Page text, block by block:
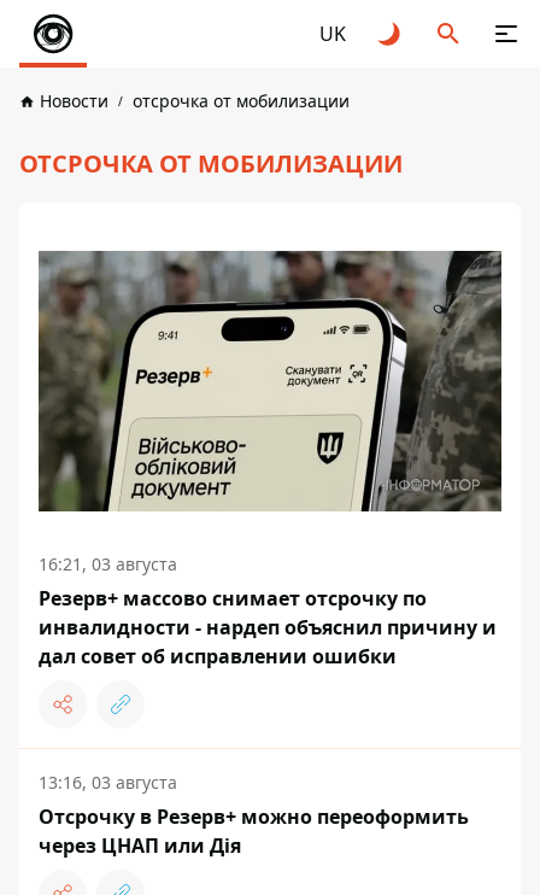
UK
Новости отсрочка от мобилизации
ОТСРОЧКА ОТ МОБИЛИЗАЦИИ
16:21, 03 августа
Резерв+ массово снимает отсрочку по
инвалидности - нардеп объяснил причину и
дал совет об исправлении ошибки
13:16, 03 августа
Отсрочку в Резерв+ можно переоформить
через ЦНАП или Дія